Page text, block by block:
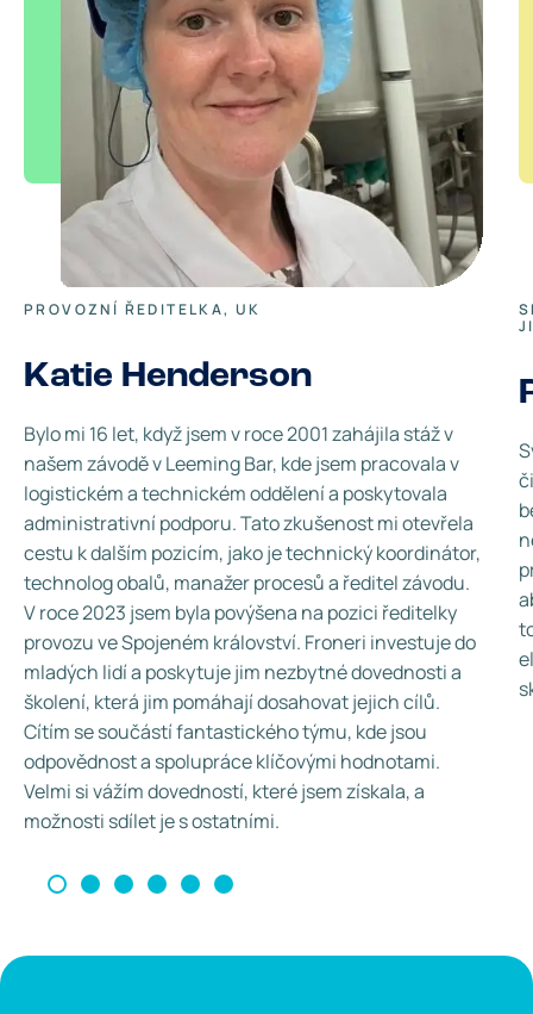
PROVOZNÍ ŘEDITELKA, UK
Katie Henderson
Bylo mi 16 let, když jsem v roce 2001 zahájila stáž v
našem závodě v Leeming Bar, kde jsem pracovala v
logistickém a technickém oddělení a poskytovala
administrativní podporu. Tato zkušenost mi otevřela
cestu k dalším pozicím, jako je technický koordinátor,
technolog obalů, manažer procesů a ředitel závodu.
V roce 2023 jsem byla povýšena na pozici ředitelky
provozu ve Spojeném království. Froneri investuje do
mladých lidí a poskytuje jim nezbytné dovednosti a
školení, která jim pomáhají dosahovat jejich cílů.
Cítím se součástí fantastického týmu, kde jsou
odpovědnost a spolupráce klíčovými hodnotami.
Velmi si vážím dovedností, které jsem získala, a
možnosti sdílet je s ostatními.